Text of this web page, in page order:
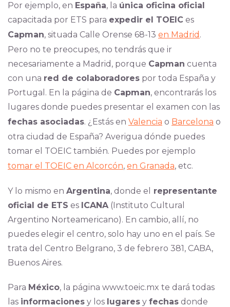
Por ejemplo, en España, la única oficina oficial
capacitada por ETS para expedir el TOEIC es
Capman, situada Calle Orense 68-13 en Madrid .
Pero no te preocupes, no tendrás que ir
necesariamente a Madrid, porque Capman cuenta
con una red de colaboradores por toda España y
Portugal. En la página de Capman, encontrarás los
lugares donde puedes presentar el examen con las
fechas asociadas. ¿Estás en Valencia o Barcelona o
otra ciudad de España? Averigua dónde puedes
tomar el TOEIC también. Puedes por ejemplo
tomar el TOEIC en Alcorcón, en Granada, etc.
Y lo mismo en Argentina, donde el
representante
oficial de ETS es ICANA(Instituto Cultural
Argentino Norteamericano). En cambio, allí, no
puedes elegir el centro, solo hay uno en el país. Se
trata del Centro Belgrano, 3 de febrero 381, CABA,
Buenos Aires.
Para México, la página www.toeic.mx te dará todas
las informaciones y los lugares y fechas donde